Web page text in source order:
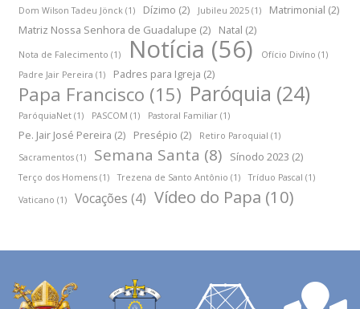
Dom Wilson Tadeu Jönck (1) Dízimo (2) Jubileu 2025 (1) Matrimonial (2)
Matriz Nossa Senhora de Guadalupe (2) Natal (2)
Nota de Falecimento (1) Notícia (56) Ofício Divíno (1)
Padre Jair Pereira (1) Padres para Igreja (2)
Papa Francisco (15) Paróquia (24)
ParóquiaNet (1) PASCOM (1) Pastoral Familiar (1)
Pe. Jair José Pereira (2) Presépio (2) Retiro Paroquial (1)
Sacramentos (1) Semana Santa (8) Sínodo 2023 (2)
Terço dos Homens (1) Trezena de Santo Antônio (1) Tríduo Pascal (1)
Vaticano (1) Vocações (4) Vídeo do Papa (10)